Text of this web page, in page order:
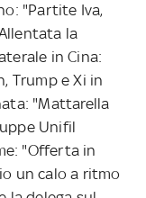
"Partite Iva,
la
in Cina:
Trump e Xi in
"Mattarella
Unifil
"Offerta in
un calo a ritmo